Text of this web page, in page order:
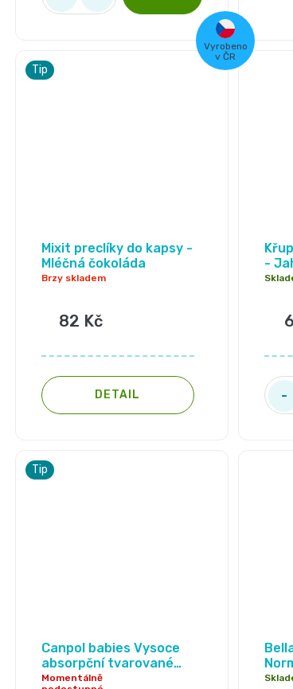
Tip
Mixit preclíky do kapsy -
Mléčná čokoláda
Brzy skladem
82 Kč
DETAIL
Vyrobeno
v ČR
-
Tip
Canpol babies Vysoce
absorpční tvarované
vložky po porodu noční
Momentálně